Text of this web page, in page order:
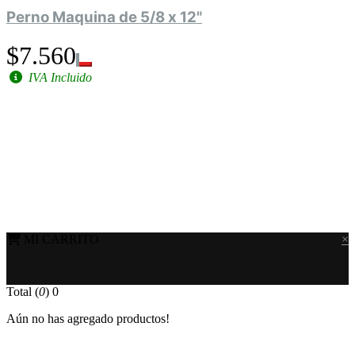
Perno Maquina de 5/8 x 12"
$7.560
IVA Incluido
×
Total (0) 0
Aún no has agregado productos!